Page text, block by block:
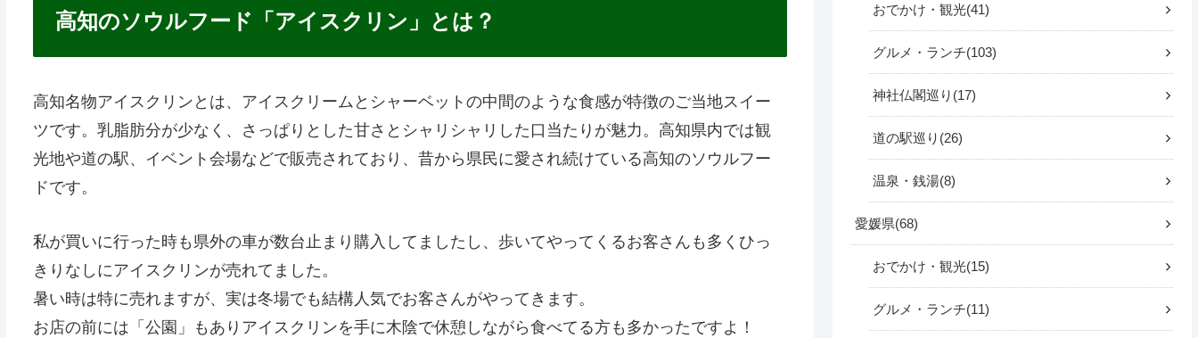
高知のソウルフード「アイスクリン」とは？
高知名物アイスクリンとは、アイスクリームとシャーベットの中間のような食感が特徴のご当地スイー
ツです。乳脂肪分が少なく、さっぱりとした甘さとシャリシャリした口当たりが魅力。高知県内では観
光地や道の駅、イベント会場などで販売されており、昔から県民に愛され続けている高知のソウルフー
ドです。
私が買いに行った時も県外の車が数台止まり購入してましたし、歩いてやってくるお客さんも多くひっ
きりなしにアイスクリンが売れてました。
暑い時は特に売れますが、実は冬場でも結構人気でお客さんがやってきます。
お店の前には「公園」もありアイスクリンを手に木陰で休憩しながら食べてる方も多かったですよ！
おでかけ・観光 41
グルメ・ランチ 103
神社仏閣巡り 17
道の駅巡り 26
温泉・銭湯 8
愛媛県 68
おでかけ・観光 15
グルメ・ランチ 11